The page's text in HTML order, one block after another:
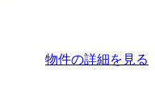
物件の詳細を見る